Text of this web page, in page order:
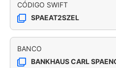
CÓDIGO SWIFT
SPAEAT2SZEL
BANCO
BANKHAUS CARL